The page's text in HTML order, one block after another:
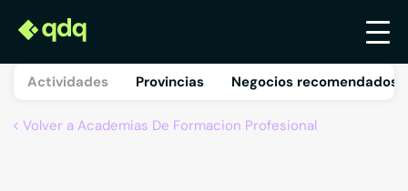
Actividades Provincias Negocios recomendados
Volver a Academias De Formacion Profesional